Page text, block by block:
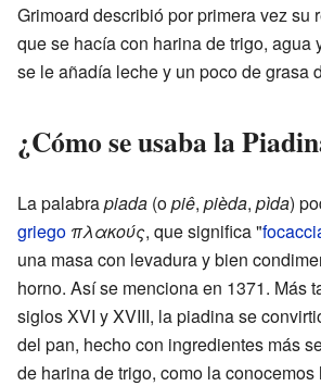
Grimoard describió por primera vez su
que se hacía con harina de trigo, agua
se le añadía leche y un poco de grasa
¿Cómo se usaba la
La palabrapiada (opiê, pièda, pìda)
griego πλακούς, que significa "
una masa con levadura y bien
horno. Así se menciona en 1371. Más
siglos XVI y XVIII, la piadina se
del pan, hecho con ingredientes más
de harina de trigo, como la conocemos